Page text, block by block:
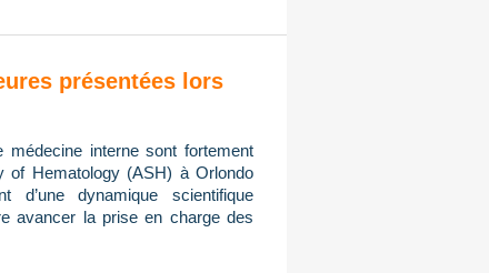
présentées lors
médecine interne sont fortement
of Hematology (ASH) à Orlondo
d’une dynamique scientifique
avancer la prise en charge des